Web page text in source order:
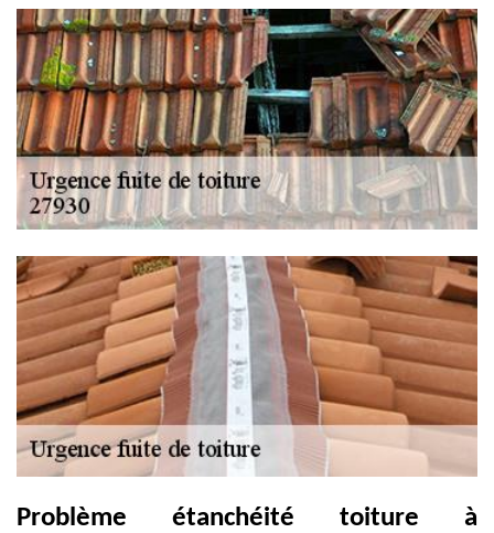
Problème étanchéité toiture à